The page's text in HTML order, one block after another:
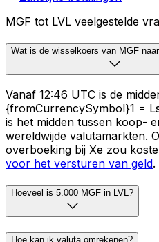
MGF tot LVL veelgestelde
Wat is de wisselkoers van MGF
Vanaf 12:46 UTC is de
{fromCurrencySymbol}1 =
is het midden tussen koop-
wereldwijde valutamarkten.
overboeking bij Xe zou
voor het versturen van geld.
Hoeveel is 5.000 MGF in LVL?
Hoe kan ik valuta omrekenen?